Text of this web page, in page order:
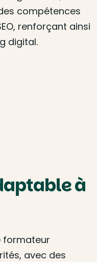
compétences
renforçant ainsi
digital.
à
formateur
avec des